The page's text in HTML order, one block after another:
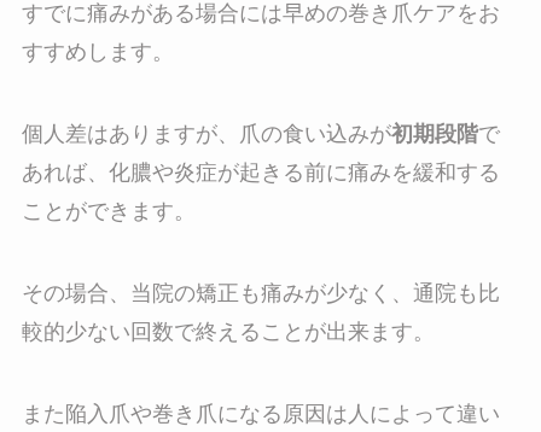
すでに痛みがある場合には早めの巻き爪ケアをお
すすめします。
個人差はありますが、爪の食い込みが初期段階で
あれば、化膿や炎症が起きる前に痛みを緩和する
ことができます。
その場合、当院の矯正も痛みが少なく、通院も比
較的少ない回数で終えることが出来ます。
また陥入爪や巻き爪になる原因は人によって違い